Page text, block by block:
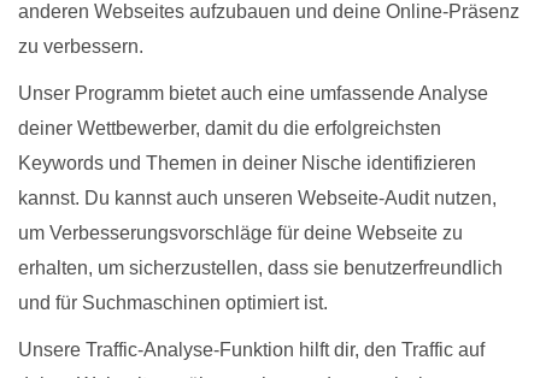
anderen Webseites aufzubauen und deine Online-Präsenz
zu verbessern.
Unser Programm bietet auch eine umfassende Analyse
deiner Wettbewerber, damit du die erfolgreichsten
Keywords und Themen in deiner Nische identifizieren
kannst. Du kannst auch unseren Webseite-Audit nutzen,
um Verbesserungsvorschläge für deine Webseite zu
erhalten, um sicherzustellen, dass sie benutzerfreundlich
und für Suchmaschinen optimiert ist.
Unsere Traffic-Analyse-Funktion hilft dir, den Traffic auf